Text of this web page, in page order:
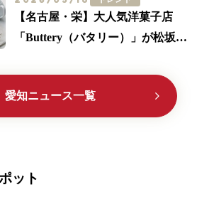
【名古屋・栄】大人気洋菓子店
「Buttery（バタリー）」が松坂屋
に大注目
愛知ニュース一覧
ット